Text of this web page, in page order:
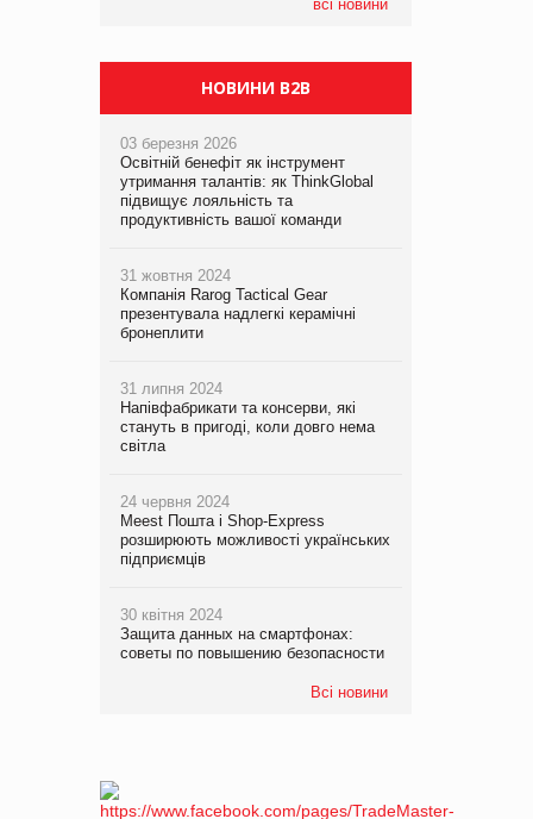
всі новини
НОВИНИ B2B
03 березня 2026
Освітній бенефіт як інструмент
утримання талантів: як ThinkGlobal
підвищує лояльність та
продуктивність вашої команди
31 жовтня 2024
Компанія Rarog Tactical Gear
презентувала надлегкі керамічні
бронеплити
31 липня 2024
Напівфабрикати та консерви, які
стануть в пригоді, коли довго нема
світла
24 червня 2024
Meest Пошта і Shop-Express
розширюють можливості українських
підприємців
30 квітня 2024
Защита данных на смартфонах:
советы по повышению безопасности
Всі новини